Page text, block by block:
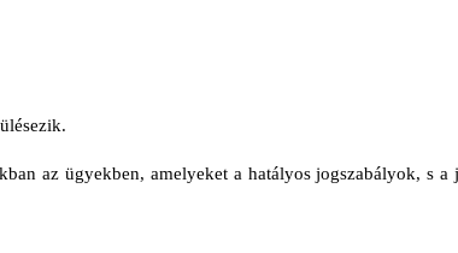
az ügyekben, amelyeket a hatályos jogszabályok, s a